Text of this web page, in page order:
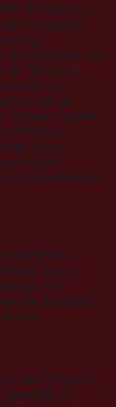
Erfahrung zu
navigieren.
gespeichert, da
der Website
von
und zu
Diese Cookies
Browser
diese
dieser
Surfverhalten
Diese
der Website
keine
der Website
speziell zur